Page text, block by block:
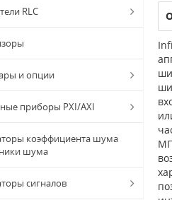
RLC
и опции
приборы PXI/AXI
коэффициента шума
шума
сигналов